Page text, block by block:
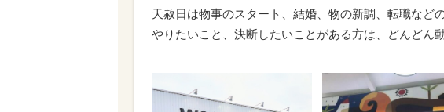
天赦日は物事のスタート、結婚、物の新調、転職など
やりたいこと、決断したいことがある方は、どんどん